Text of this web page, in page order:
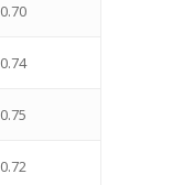
0.70
0.74
0.75
0.72